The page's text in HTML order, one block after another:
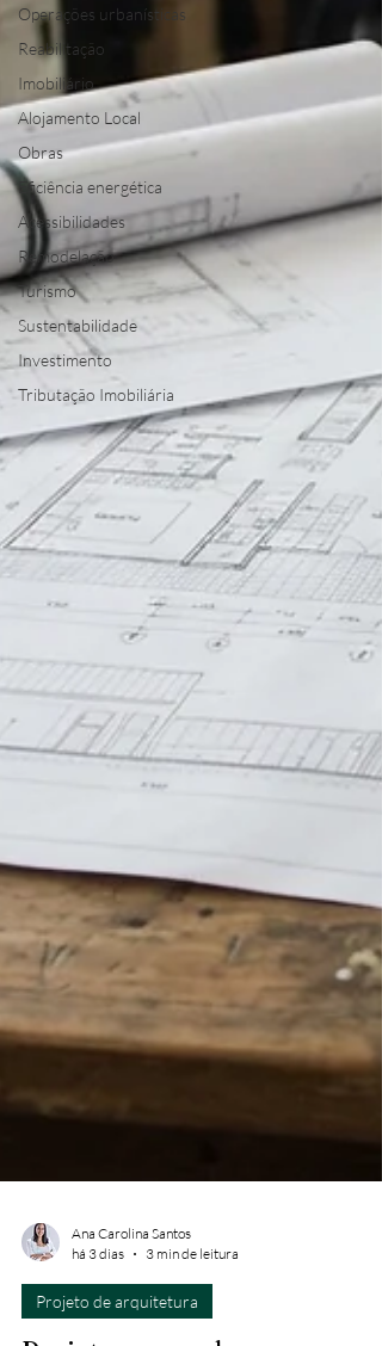
Operações urbanísticas
Reabilitação
Imobiliário
Alojamento Local
Obras
Eficiência energética
Acessibilidades
Remodelação
Turismo
Sustentabilidade
Investimento
Tributação Imobiliária
há 3 dias
3 min de leitura